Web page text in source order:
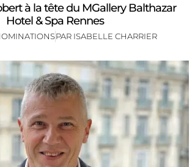
à la tête du MGallery Balthazar
Hotel & Spa Rennes
PAR ISABELLE CHARRIER